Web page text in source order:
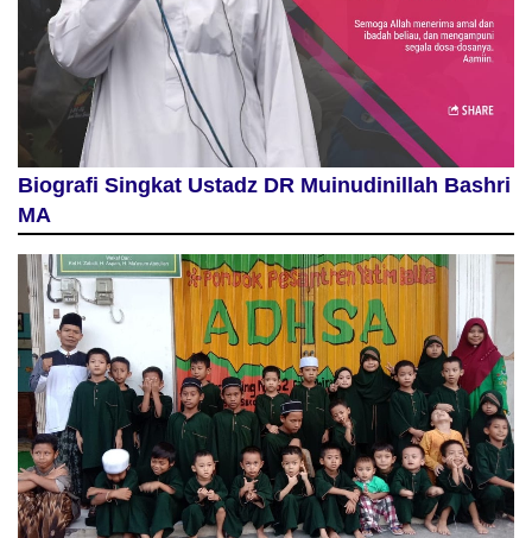
Biografi Singkat Ustadz DR Muinudinillah Bashri
MA